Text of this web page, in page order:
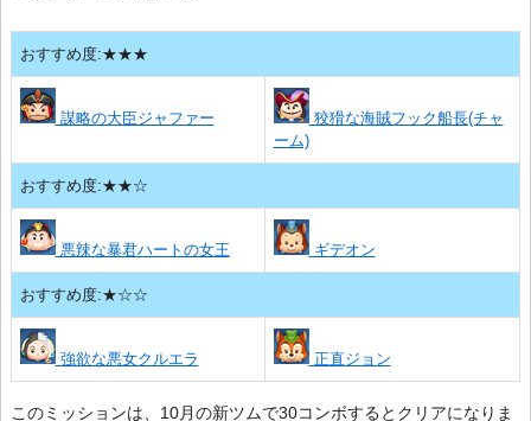
おすすめ度:★★★
謀略の大臣ジャファー
狡猾な海賊フック船長(チャ
ーム)
おすすめ度:★★☆
悪辣な暴君ハートの女王 ギデオン
おすすめ度:★☆☆
強欲な悪女クルエラ 正直ジョン
このミッションは、10月の新ツムで30コンボするとクリアになりま